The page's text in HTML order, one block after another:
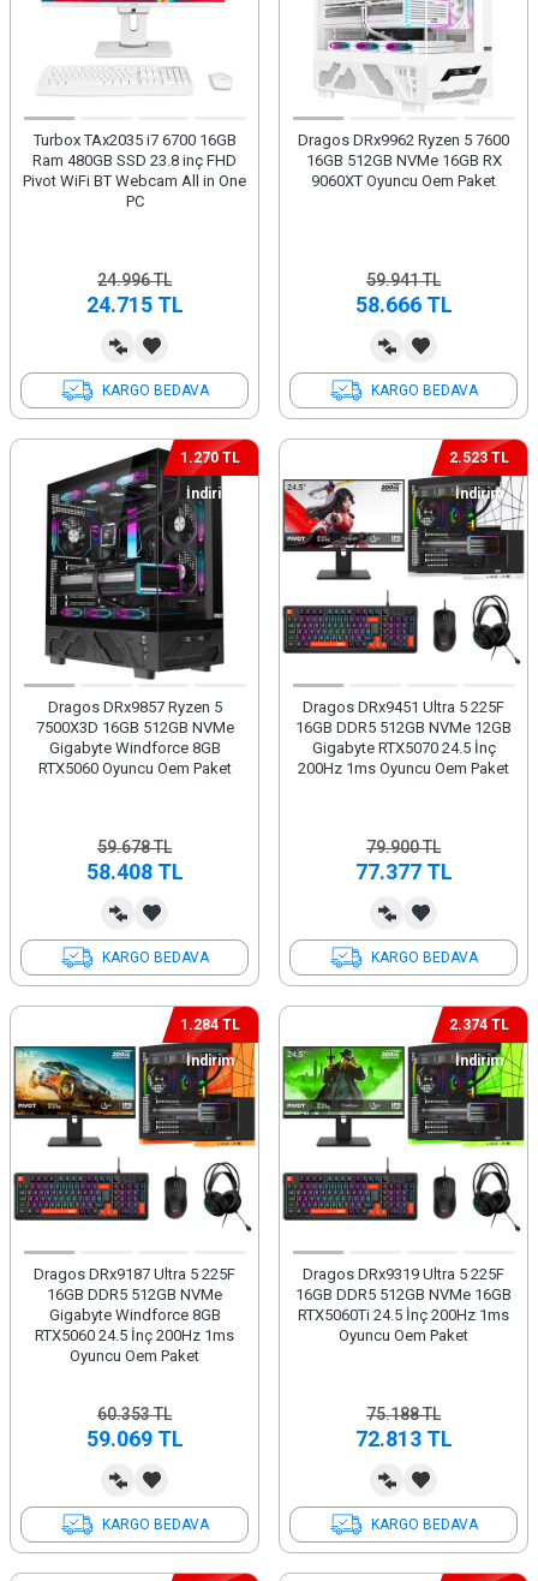
Turbox TAx2035 i7 6700 16GB
Ram 480GB SSD 23.8 inç FHD
Pivot WiFi BT Webcam All in One
PC
24.996TL
24.715TL
KARGO BEDAVA
Dragos DRx9962 Ryzen 5 7600
16GB 512GB NVMe 16GB RX
9060XT Oyuncu Oem Paket
59.941TL
58.666TL
KARGO BEDAVA
1.270 TL
İndirim
Dragos DRx9857 Ryzen 5
7500X3D 16GB 512GB NVMe
Gigabyte Windforce 8GB
RTX5060 Oyuncu Oem Paket
59.678TL
58.408TL
KARGO BEDAVA
2.523 TL
İndirim
Dragos DRx9451 Ultra 5 225F
16GB DDR5 512GB NVMe 12GB
Gigabyte RTX5070 24.5 İnç
200Hz 1ms Oyuncu Oem Paket
79.900TL
77.377TL
KARGO BEDAVA
1.284 TL
İndirim
Dragos DRx9187 Ultra 5 225F
16GB DDR5 512GB NVMe
Gigabyte Windforce 8GB
RTX5060 24.5 İnç 200Hz 1ms
Oyuncu Oem Paket
60.353TL
59.069TL
KARGO BEDAVA
2.374 TL
İndirim
Dragos DRx9319 Ultra 5 225F
16GB DDR5 512GB NVMe 16GB
RTX5060Ti 24.5 İnç 200Hz 1ms
Oyuncu Oem Paket
75.188TL
72.813TL
KARGO BEDAVA